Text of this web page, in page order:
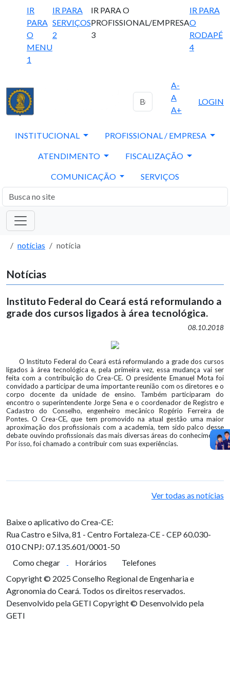
IR
PARA
O
MENU
1
IR PARA
SERVIÇOS
2
IR PARA O
PROFISSIONAL/EMPRESA
3
IR PARA
O
RODAPÉ
4
A-
A
A+
LOGIN
INSTITUCIONAL PROFISSIONAL / EMPRESA
ATENDIMENTO FISCALIZAÇÃO
COMUNICAÇÃO SERVIÇOS
notícias notícia
Notícias
Instituto Federal do Ceará está reformulando a
grade dos cursos ligados à área tecnológica.
08.10.2018
O Instituto Federal do Ceará está reformulando a grade dos cursos
ligados à área tecnológica e, pela primeira vez, essa mudança vai ser
feita com a contribuição do Crea-CE. O presidente Emanuel Mota foi
convidado a participar de uma importante reunião com os diretores e o
corpo docente da unidade de ensino. Também participaram do
encontro o superintendente Jorge Sena e o coordenador de Registro e
Cadastro do Conselho, engenheiro mecânico Rogério Ferreira de
Pontes. O Crea-CE, que tem promovido na atual gestão uma maior
aproximação dos profissionais com a academia, tem sido palco desse
debate ouvindo profissionais das mais diversas áreas do conhecimento.
Por isso, foi chamado a contribuir com suas experiências.
Ver todas as notícias
Baixe o aplicativo do Crea-CE:
Rua Castro e Silva, 81 - Centro Fortaleza-CE - CEP 60.030-
010CNPJ: 07.135.601/0001-50
Como chegar
Horários
Telefones
Copyright © 2025 Conselho Regional de Engenharia e
Agronomia do Ceará. Todos os direitos reservados.
Desenvolvido pela GETI Copyright © Desenvolvido pela
GETI